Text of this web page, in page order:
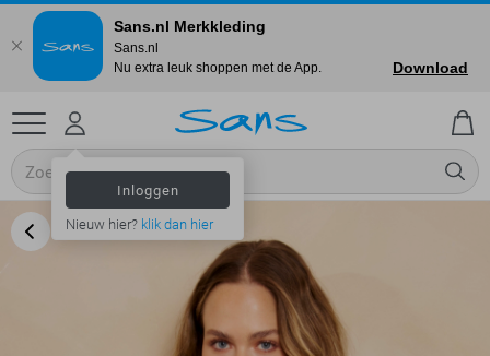
Inloggen
Nieuw hier? klik dan hier
Sans.nl Merkkleding
Sans.nl
Nu extra leuk shoppen met de App.
Download